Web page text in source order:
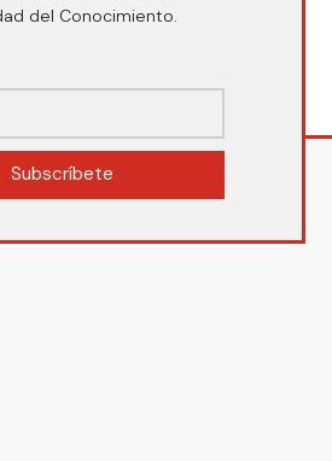
del Conocimiento.
Subscríbete